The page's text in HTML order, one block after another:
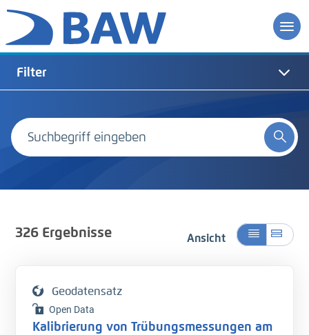
Filter
326Ergebnisse Ansicht
Geodatensatz
Open Data
Kalibrierung von Trübungsmessungen am